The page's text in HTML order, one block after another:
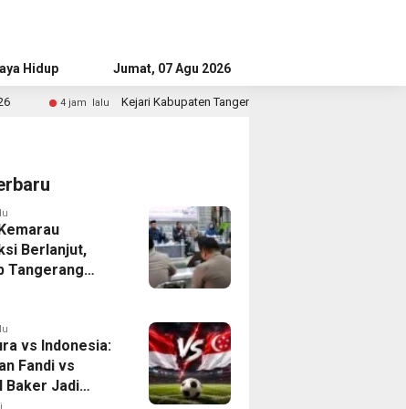
Hidup Advertorial
Jumat, 07 Agu 2026
Kabupaten Tangerang Temukan Siswa Fiktif dalam Penyidikan Dana BOP
Berlanjut,
Tangerang
vs Indonesia:
Fandi vs
Baker Jadi